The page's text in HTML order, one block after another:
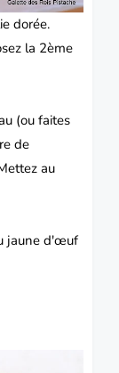
dorée.
la 2ème
(ou faites
de
au
jaune d'œuf